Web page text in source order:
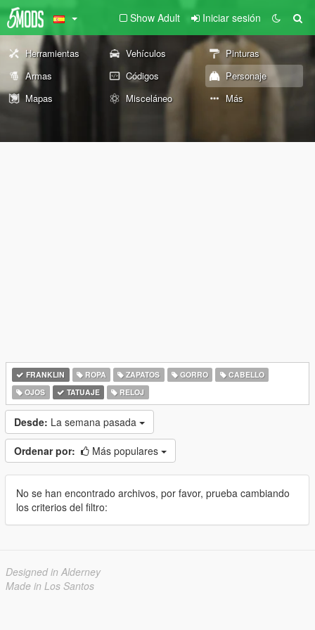
Show Adult Iniciar sesión
Herramientas Vehículos
Pinturas
Armas
Códigos
Personaje
Mapas
Misceláneo Más
FRANKLIN ROPA ZAPATOS GORRO
CABELLO
OJOS
TATUAJE RELOJ
Desde: La semana pasada
Ordenar por: Más populares
No se han encontrado archivos, por favor, prueba cambiando
los criterios del filtro:
Designed in Alderney
Made in Los Santos